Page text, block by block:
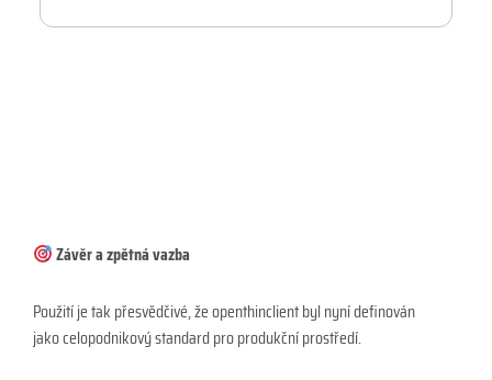
Závěr a zpětná vazba
Použití je tak přesvědčivé, že openthinclient byl nyní definován
jako celopodnikový standard pro produkční prostředí.